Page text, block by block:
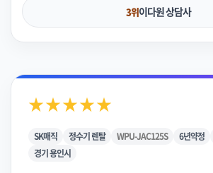
3위이다원 상담사
★★★★★
SK매직 정수기 렌탈 WPU-JAC125S 6년약정
경기 용인시